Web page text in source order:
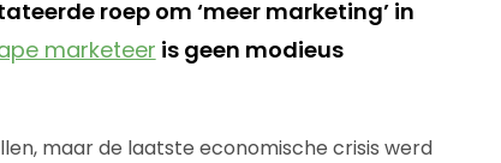
roep om ‘meer marketing’ in
marketeer is geen modieus
maar de laatste economische crisis werd